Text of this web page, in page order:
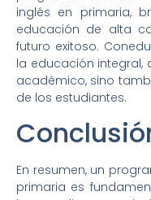
inglés en primaria,
educación de alta
futuro exitoso.
la educación integral,
académico, sino
de los estudiantes.
En resumen, un
primaria es